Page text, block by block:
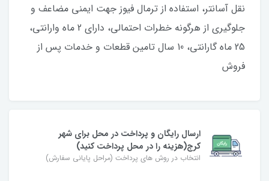
نقل آسانتر، استفاده از ترمال فيوز جهت ايمني مضاعف و
جلوگيري از هرگونه خطرات احتمالي، داراي 2 ماه وارانتي،
25 ماه گارانتي، 10 سال تامين قطعات و خدمات پس از
فروش
ارسال رایگان و پرداخت در محل برای شهر
کرج(هزینه را در محل پرداخت کنید)
انتخاب در روش های پرداخت (مراحل پایانی سفارش)